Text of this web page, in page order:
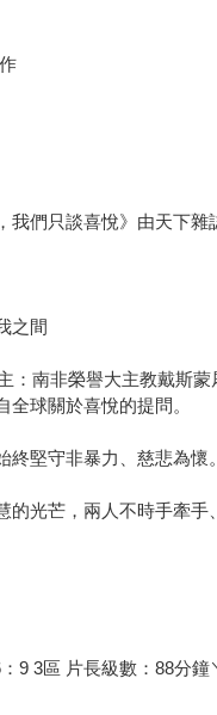
我們只談喜悅》由天下雜
之間
：南非榮譽大主教戴斯
球關於喜悅的提問。
終堅守非暴力、慈悲為懷
光芒，兩人不時手牽手
9 3區 片長級數：88分鐘